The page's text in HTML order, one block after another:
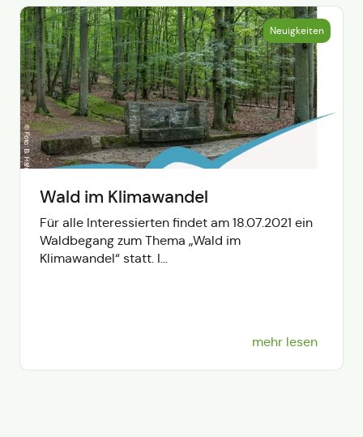
Neuigkeiten
Wald im Klimawandel
Für alle Interessierten findet am 18.07.2021 ein
Waldbegang zum Thema „Wald im
Klimawandel“ statt. I...
mehr lesen